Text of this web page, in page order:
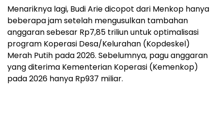
Menariknya lagi, Budi Arie dicopot dari Menkop hanya
beberapa jam setelah mengusulkan tambahan
anggaran sebesar Rp7,85 triliun untuk optimalisasi
program Koperasi Desa/Kelurahan (Kopdeskel)
Merah Putih pada 2026. Sebelumnya, pagu anggaran
yang diterima Kementerian Koperasi (Kemenkop)
pada 2026 hanya Rp937 miliar.